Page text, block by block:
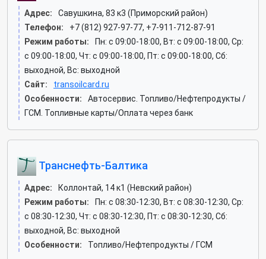
Адрес:
Савушкина, 83 к3 (Приморский район)
Телефон:
+7 (812) 927-97-77, +7-911-712-87-91
Режим работы:
Пн: c 09:00-18:00, Вт: c 09:00-18:00, Ср:
c 09:00-18:00, Чт: c 09:00-18:00, Пт: c 09:00-18:00, Сб:
выходной, Вс: выходной
Сайт:
transoilcard.ru
Особенности:
Автосервис. Топливо/Нефтепродукты /
ГСМ. Топливные карты/Оплата через банк
Транснефть-Балтика
Адрес:
Коллонтай, 14 к1 (Невский район)
Режим работы:
Пн: c 08:30-12:30, Вт: c 08:30-12:30, Ср:
c 08:30-12:30, Чт: c 08:30-12:30, Пт: c 08:30-12:30, Сб:
выходной, Вс: выходной
Особенности:
Топливо/Нефтепродукты / ГСМ